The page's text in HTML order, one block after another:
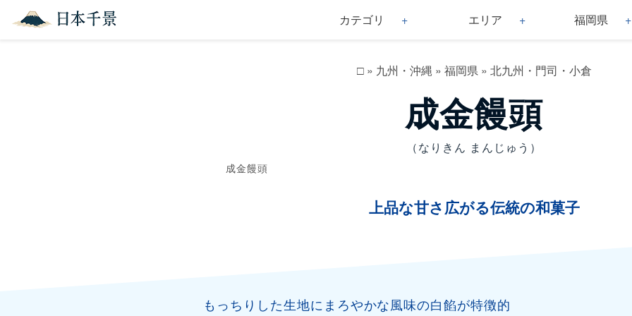
カテゴリ エリア 福岡県
□» 九州・沖縄 » 福岡県» 北九州・門司・小倉
成金饅頭
（なりきん まんじゅう）
成金饅頭
上品な甘さ広がる伝統の和菓子
もっちりした生地にまろやかな風味の白餡が特徴的